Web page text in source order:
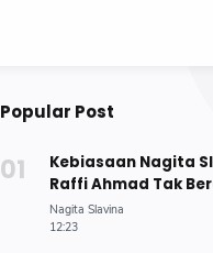
Popular Post
Kebiasaan Nagita
Raffi Ahmad Tak
Rafathar Sampai
Ayah
Nagita Slavina
12:23